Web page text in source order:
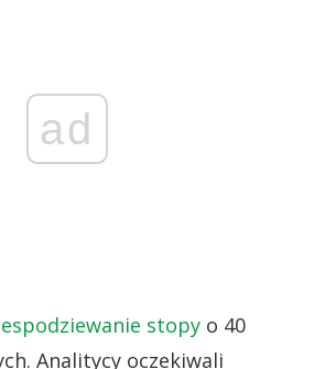
ad
stopy o 40
Analitycy oczekiwali